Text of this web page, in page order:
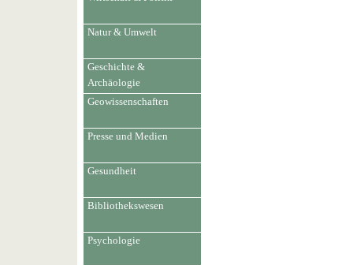
Natur & Umwelt
Geschichte &
Archäologie
Geowissenschaften
Presse und Medien
Gesundheit
Bibliothekswesen
Psychologie